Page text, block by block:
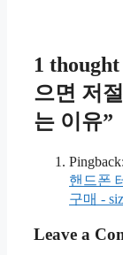
1
으면 저
는 이유”
Pingback:
핸드폰
구매 -
Leave a